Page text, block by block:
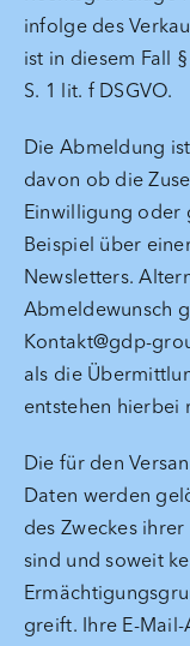
infolge des
ist in diesem Fall
S. 1 lit. f DSGVO.
Die Abmeldung
davon ob die
Einwilligung oder
Beispiel über
Newsletters.
Abmeldewunsch
Kontakt@gdp-
als die
entstehen hierbei
Die für den
Daten werden
des Zweckes
sind und soweit
greift. Ihre E-